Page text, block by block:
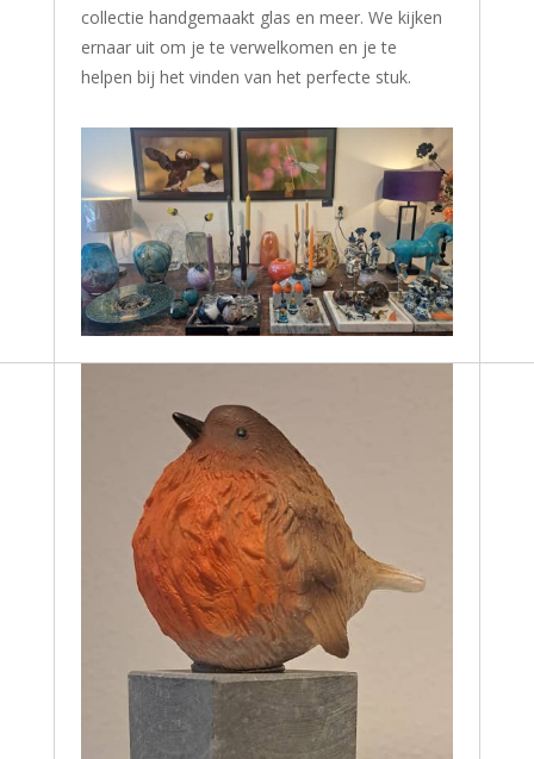
collectie handgemaakt glas en meer. We kijken
ernaar uit om je te verwelkomen en je te
helpen bij het vinden van het perfecte stuk.